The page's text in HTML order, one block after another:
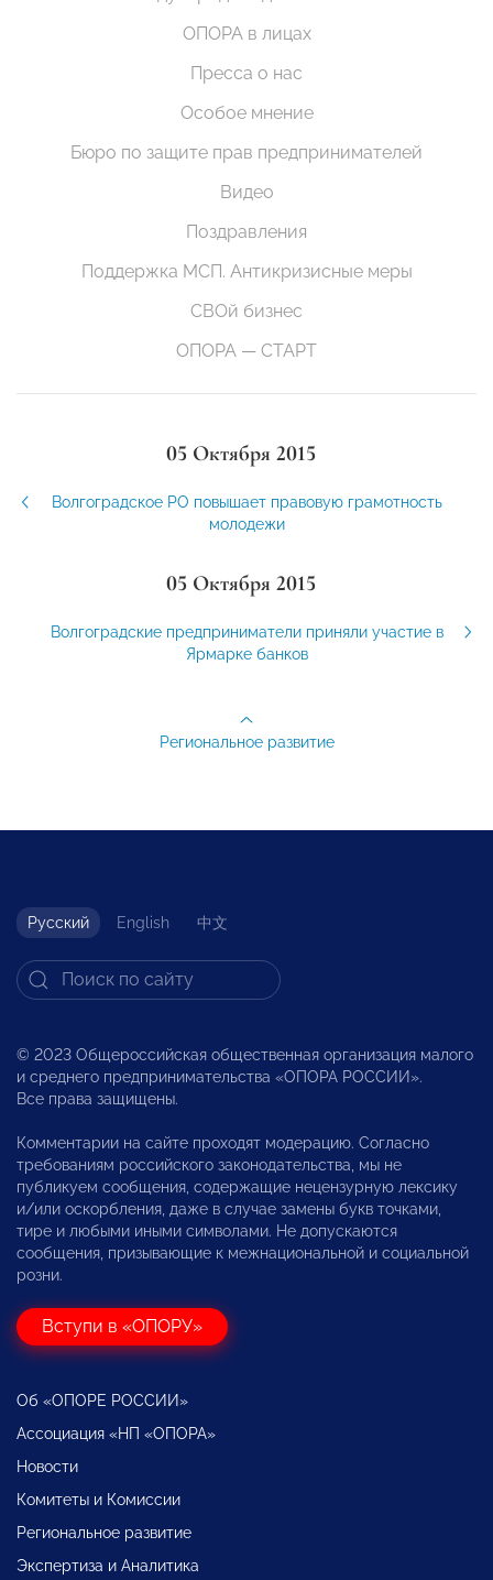
ОПОРА в лицах
Пресса о нас
Особое мнение
Бюро по защите прав предпринимателей
Видео
Поздравления
Поддержка МСП. Антикризисные меры
СВОй бизнес
ОПОРА — СТАРТ
05 Октября 2015
Волгоградское РО повышает правовую грамотность
молодежи
05 Октября 2015
Волгоградские предприниматели приняли участие в
Ярмарке банков
Региональное развитие
Русский English 中文
© 2023 Общероссийская общественная организация малого
и среднего предпринимательства «ОПОРА РОССИИ».
Все права защищены.
Комментарии на сайте проходят модерацию. Согласно
требованиям российского законодательства, мы не
публикуем сообщения, содержащие нецензурную лексику
и/или оскорбления, даже в случае замены букв точками,
тире и любыми иными символами. Не допускаются
сообщения, призывающие к межнациональной и социальной
розни.
Вступи в «ОПОРУ»
Об «ОПОРЕ РОССИИ»
Ассоциация «НП «ОПОРА»
Новости
Комитеты и Комиссии
Региональное развитие
Экспертиза и Аналитика